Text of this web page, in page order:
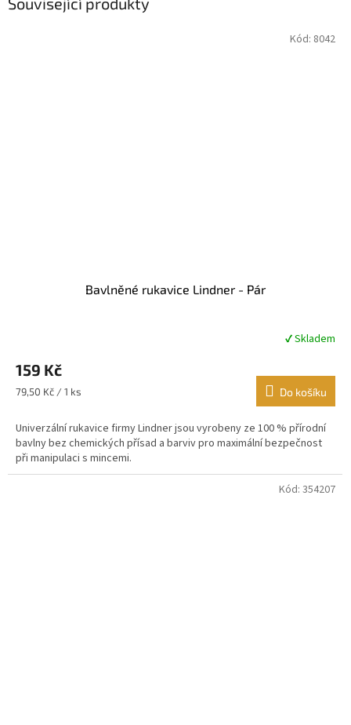
Bavlněné rukavice Lindner - Pár
produktu
je
5,0
5
hvězdiček.
✔ Skladem
159 Kč
Měrná
79,50 Kč / 1 ks Do košíku
Univerzální rukavice firmy Lindner jsou vyrobeny ze 100 % přírodní
bavlny bez chemických přísad a barviv pro maximální bezpečnost
při manipulaci s mincemi.
Kód: 8042
Kód: 354207